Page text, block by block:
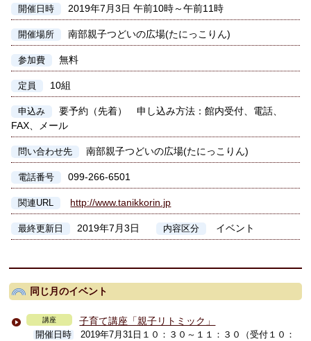
開催日時 2019年7月3日 午前10時～午前11時
開催場所 南部親子つどいの広場(たにっこりん)
参加費 無料
定員 10組
申込み
要予約（先着） 申し込み方法：館内受付、電話、
FAX、メール
問い合わせ先 南部親子つどいの広場(たにっこりん)
電話番号 099-266-6501
関連URL http://www.tanikkorin.jp
最終更新日 2019年7月3日 内容区分 イベント
同じ月のイベント
講座 子育て講座「親子リトミック」
開催日時
2019年7月31日１０：３０～１１：３０（受付１０：